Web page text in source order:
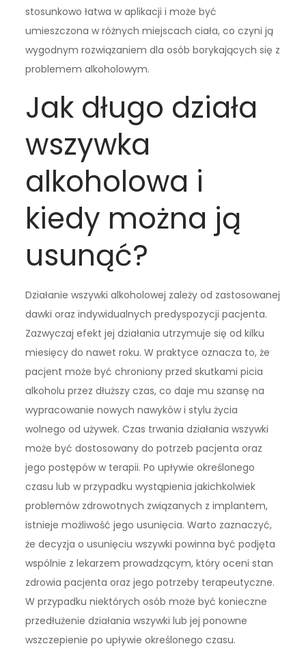
stosunkowo łatwa w aplikacji i może być
umieszczona w różnych miejscach ciała, co czyni ją
wygodnym rozwiązaniem dla osób borykających się z
problemem alkoholowym.
Jak długo działa
wszywka
alkoholowa i
kiedy można ją
usunąć?
Działanie wszywki alkoholowej zależy od zastosowanej
dawki oraz indywidualnych predyspozycji pacjenta.
Zazwyczaj efekt jej działania utrzymuje się od kilku
miesięcy do nawet roku. W praktyce oznacza to, że
pacjent może być chroniony przed skutkami picia
alkoholu przez dłuższy czas, co daje mu szansę na
wypracowanie nowych nawyków i stylu życia
wolnego od używek. Czas trwania działania wszywki
może być dostosowany do potrzeb pacjenta oraz
jego postępów w terapii. Po upływie określonego
czasu lub w przypadku wystąpienia jakichkolwiek
problemów zdrowotnych związanych z implantem,
istnieje możliwość jego usunięcia. Warto zaznaczyć,
że decyzja o usunięciu wszywki powinna być podjęta
wspólnie z lekarzem prowadzącym, który oceni stan
zdrowia pacjenta oraz jego potrzeby terapeutyczne.
W przypadku niektórych osób może być konieczne
przedłużenie działania wszywki lub jej ponowne
wszczepienie po upływie określonego czasu.